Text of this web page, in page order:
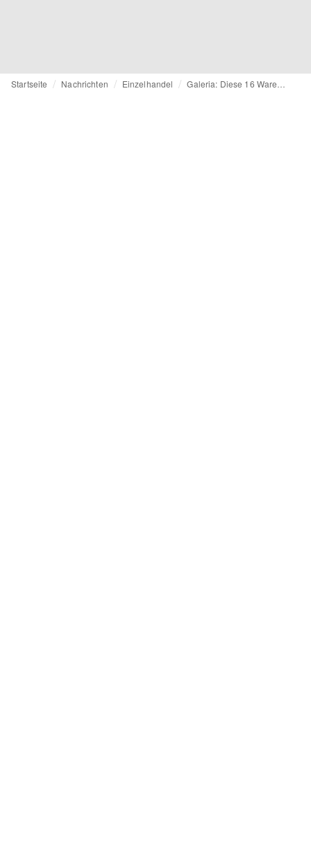
Startseite Nachrichten Einzelhandel